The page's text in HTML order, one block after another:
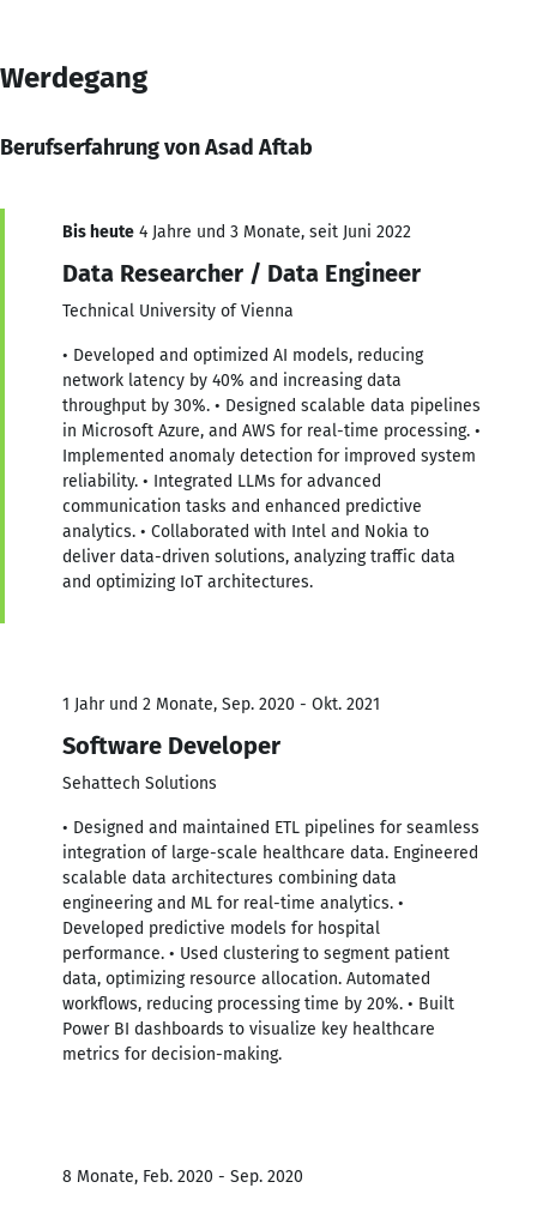
Werdegang
Berufserfahrung von Asad Aftab
Bis heute 4 Jahre und 3 Monate, seit Juni 2022
Data Researcher / Data Engineer
Technical University of Vienna
• Developed and optimized AI models, reducing
network latency by 40% and increasing data
throughput by 30%. • Designed scalable data pipelines
in Microsoft Azure, and AWS for real-time processing. •
Implemented anomaly detection for improved system
reliability. • Integrated LLMs for advanced
communication tasks and enhanced predictive
analytics. • Collaborated with Intel and Nokia to
deliver data-driven solutions, analyzing traffic data
and optimizing IoT architectures.
1 Jahr und 2 Monate, Sep. 2020 - Okt. 2021
Software Developer
Sehattech Solutions
• Designed and maintained ETL pipelines for seamless
integration of large-scale healthcare data. Engineered
scalable data architectures combining data
engineering and ML for real-time analytics. •
Developed predictive models for hospital
performance. • Used clustering to segment patient
data, optimizing resource allocation. Automated
workflows, reducing processing time by 20%. • Built
Power BI dashboards to visualize key healthcare
metrics for decision-making.
8 Monate, Feb. 2020 - Sep. 2020